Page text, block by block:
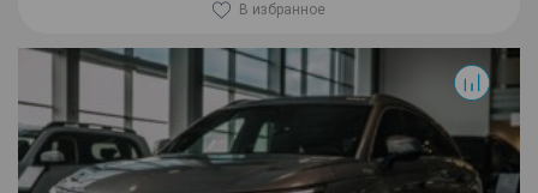
В избранное
F7